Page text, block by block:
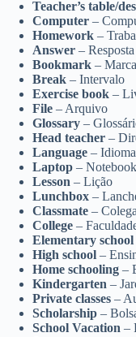
Teacher’s table/
Computer –
Homework –
Answer – Resposta
Bookmark –
Break – Intervalo
Exercise book –
File – Arquivo
Glossary –
Head teacher –
Language – Idioma
Laptop – Notebook
Lesson – Lição
Lunchbox –
Classmate –
College –
Elementary school
High school –
Home schooling –
Kindergarten –
Private classes –
Scholarship –
School Vacation –